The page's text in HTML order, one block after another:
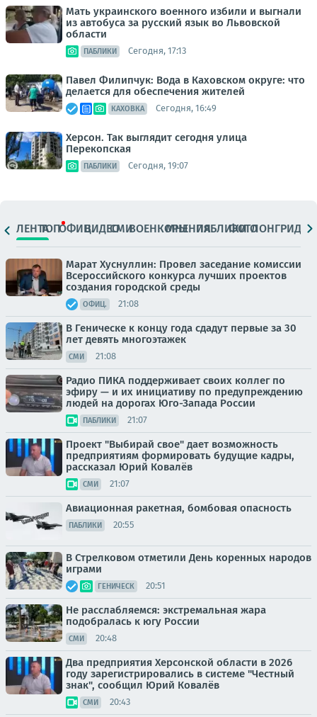
Мать украинского военного избили и выгнали
из автобуса за русский язык во Львовской
области
ПАБЛИКИ Сегодня, 17:13
Павел Филипчук: Вода в Каховском округе: что
делается для обеспечения жителей
КАХОВКА Сегодня, 16:49
Херсон. Так выглядит сегодня улица
Перекопская
ПАБЛИКИ Сегодня, 19:07
ЛЕНТАТОПОФИЦ.ВИДЕОСМИВОЕНКОРЫМНЕНИЯПАБЛИКИ
ФОТОЛОНГРИДЫ
Марат Хуснуллин: Провел заседание комиссии
Всероссийского конкурса лучших проектов
создания городской среды
ОФИЦ. 21:08
В Геническе к концу года сдадут первые за 30
лет девять многоэтажек
СМИ 21:08
Радио ПИКА поддерживает своих коллег по
эфиру — и их инициативу по предупреждению
людей на дорогах Юго-Запада России
ПАБЛИКИ 21:07
Проект "Выбирай свое" дает возможность
предприятиям формировать будущие кадры,
рассказал Юрий Ковалёв
СМИ 21:07
Авиационная ракетная, бомбовая опасность
ПАБЛИКИ 20:55
В Стрелковом отметили День коренных народов
играми
ГЕНИЧЕСК 20:51
Не расслабляемся: экстремальная жара
подобралась к югу России
СМИ 20:48
Два предприятия Херсонской области в 2026
году зарегистрировались в системе "Честный
знак", сообщил Юрий Ковалёв
СМИ 20:43